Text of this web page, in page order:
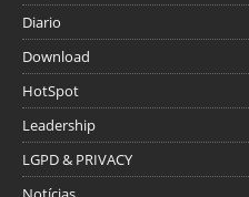
Diario
Download
HotSpot
Leadership
LGPD & PRIVACY